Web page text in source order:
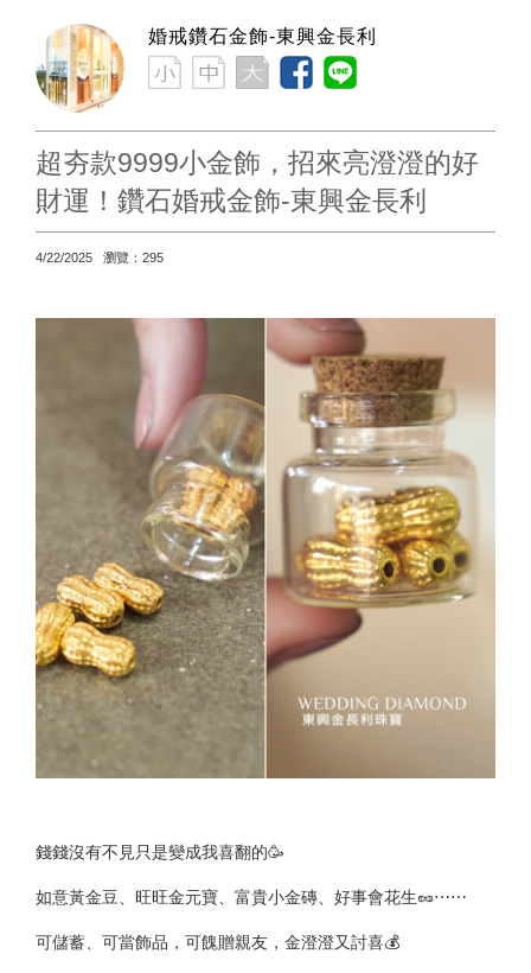
婚戒鑽石金飾-東興金長利
超夯款9999小金飾，招來亮澄澄的好
財運！鑽石婚戒金飾-東興金長利
4/22/2025 瀏覽：295
錢錢沒有不見只是變成我喜翻的🥳
如意黃金豆、旺旺金元寶、富貴小金磚、好事會花生🥜⋯⋯
可儲蓄、可當飾品，可餽贈親友，金澄澄又討喜💰